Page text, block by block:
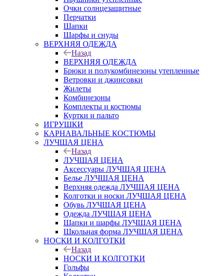
Очки солнцезащитные
Перчатки
Шапки
Шарфы и снуды
ВЕРХНЯЯ ОДЕЖДА
Назад
ВЕРХНЯЯ ОДЕЖДА
Брюки и полукомбинезоны утепленные
Ветровки и джинсовки
Жилеты
Комбинезоны
Комплекты и костюмы
Куртки и пальто
ИГРУШКИ
КАРНАВАЛЬНЫЕ КОСТЮМЫ
ЛУЧШАЯ ЦЕНА
Назад
ЛУЧШАЯ ЦЕНА
Аксессуары ЛУЧШАЯ ЦЕНА
Белье ЛУЧШАЯ ЦЕНА
Верхняя одежда ЛУЧШАЯ ЦЕНА
Колготки и носки ЛУЧШАЯ ЦЕНА
Обувь ЛУЧШАЯ ЦЕНА
Одежда ЛУЧШАЯ ЦЕНА
Шапки и шарфы ЛУЧШАЯ ЦЕНА
Школьная форма ЛУЧШАЯ ЦЕНА
НОСКИ И КОЛГОТКИ
Назад
НОСКИ И КОЛГОТКИ
Гольфы